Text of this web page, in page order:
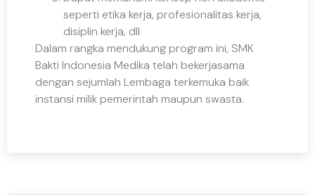
seperti etika kerja, profesionalitas kerja,
disiplin kerja, dll
Dalam rangka mendukung program ini, SMK
Bakti Indonesia Medika telah bekerjasama
dengan sejumlah Lembaga terkemuka baik
instansi milik pemerintah maupun swasta.